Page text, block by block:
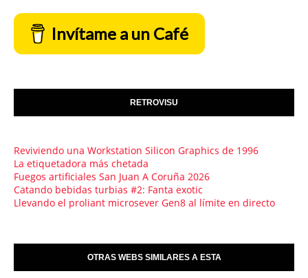
Invítame a un Café
RETROVISU
Reviviendo una Workstation Silicon Graphics de 1996
La etiquetadora más chetada
Fuegos artificiales San Juan A Coruña 2026
Catando bebidas turbias #2: Fanta exotic
Llevando el proliant microsever Gen8 al límite en directo
OTRAS WEBS SIMILARES A ESTA